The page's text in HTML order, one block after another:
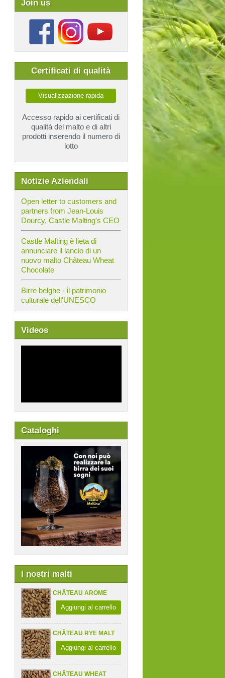
Join us
Сertificati di qualità
Visualizzazione rapida
Accesso rapido ai certificati di
qualità del malto e di altri
prodotti inserendo il numero di
lotto
Notizie Aziendali
Open letter to customers and
partners from Jean-Louis
Dourcy, Castle Malting's CEO
Castle Malting è lieta di
annunciare il lancio di un
nuovo malto Château Wheat
Chocolate
Birre belghe - il patrimonio
culturale dell'UNESCO
Videos
Cataloghi
I nostri malti
CHÂTEAU AROME
Aggiungi al carrello
CHÂTEAU RYE MALT
Aggiungi al carrello
CHÂTEAU WHEAT